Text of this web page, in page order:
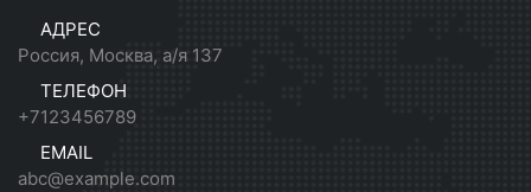
АДРЕС
Россия, Москва, а/я 137
ТЕЛЕФОН
+7123456789
EMAIL
abc@example.com